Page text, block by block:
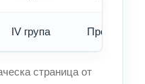
IV група Превод -
страница от